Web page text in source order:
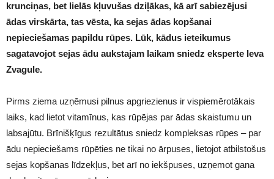
krunciņas, bet lielās kļuvušas dziļākas, kā arī sabiezējusi
ādas virskārta, tas vēsta, ka sejas ādas kopšanai
nepieciešamas papildu rūpes. Lūk, kādus ieteikumus
sagatavojot sejas ādu aukstajam laikam sniedz eksperte Ieva
Zvagule.
Pirms ziema uzņēmusi pilnus apgriezienus ir vispiemērotākais
laiks, kad lietot vitamīnus, kas rūpējas par ādas skaistumu un
labsajūtu. Brīnišķīgus rezultātus sniedz kompleksas rūpes – par
ādu nepieciešams rūpēties ne tikai no ārpuses, lietojot atbilstošus
sejas kopšanas līdzekļus, bet arī no iekšpuses, uzņemot gana